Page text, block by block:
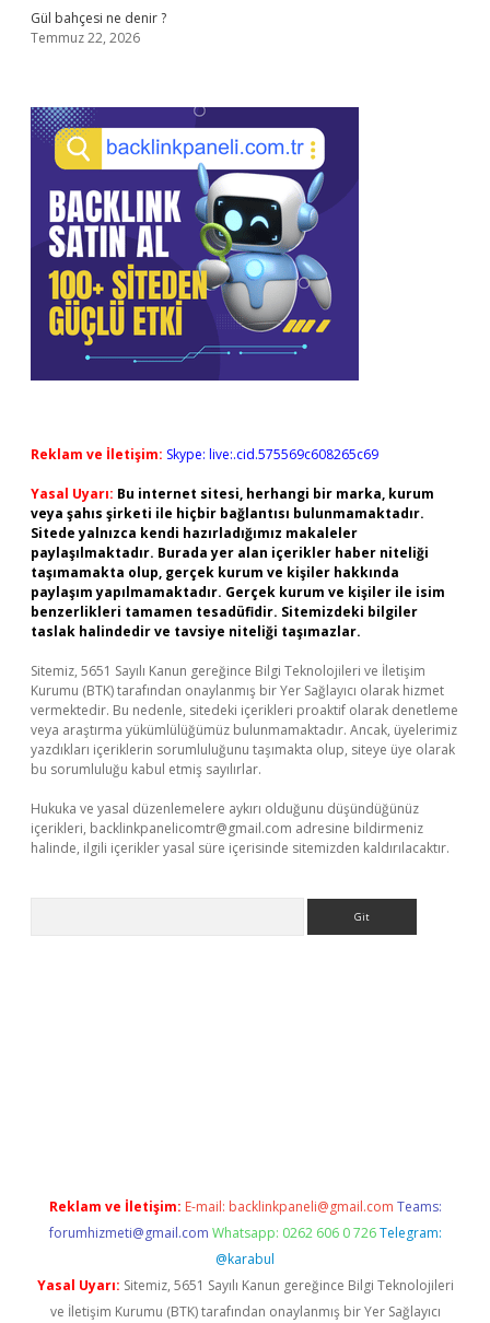
Gül bahçesi ne denir ?
Temmuz 22, 2026
Reklam ve İletişim: Skype: live:.cid.575569c608265c69
Yasal Uyarı: Bu internet sitesi, herhangi bir marka, kurum
veya şahıs şirketi ile hiçbir bağlantısı bulunmamaktadır.
Sitede yalnızca kendi hazırladığımız makaleler
paylaşılmaktadır. Burada yer alan içerikler haber niteliği
taşımamakta olup, gerçek kurum ve kişiler hakkında
paylaşım yapılmamaktadır. Gerçek kurum ve kişiler ile isim
benzerlikleri tamamen tesadüfidir. Sitemizdeki bilgiler
taslak halindedir ve tavsiye niteliği taşımazlar.
Sitemiz, 5651 Sayılı Kanun gereğince Bilgi Teknolojileri ve İletişim
Kurumu (BTK) tarafından onaylanmış bir Yer Sağlayıcı olarak hizmet
vermektedir. Bu nedenle, sitedeki içerikleri proaktif olarak denetleme
veya araştırma yükümlülüğümüz bulunmamaktadır. Ancak, üyelerimiz
yazdıkları içeriklerin sorumluluğunu taşımakta olup, siteye üye olarak
bu sorumluluğu kabul etmiş sayılırlar.
Hukuka ve yasal düzenlemelere aykırı olduğunu düşündüğünüz
içerikleri, backlinkpanelicomtr@gmail.com adresine bildirmeniz
halinde, ilgili içerikler yasal süre içerisinde sitemizden kaldırılacaktır.
Reklam ve İletişim: E-mail: backlinkpaneli@gmail.com Teams:
forumhizmeti@gmail.com Whatsapp: 0262 606 0 726 Telegram:
@karabul
Yasal Uyarı: Sitemiz, 5651 Sayılı Kanun gereğince Bilgi Teknolojileri
ve İletişim Kurumu (BTK) tarafından onaylanmış bir Yer Sağlayıcı